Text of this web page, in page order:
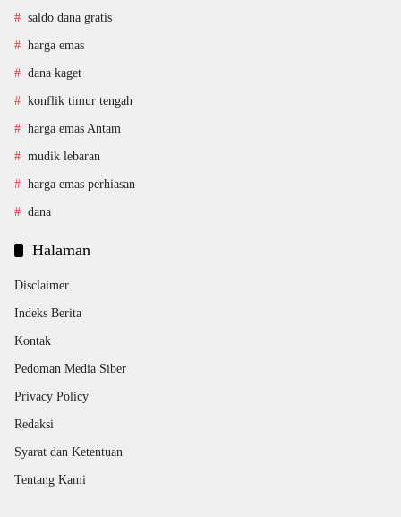
saldo dana gratis
harga emas
dana kaget
konflik timur tengah
harga emas Antam
mudik lebaran
harga emas perhiasan
dana
Halaman
Disclaimer
Indeks Berita
Kontak
Pedoman Media Siber
Privacy Policy
Redaksi
Syarat dan Ketentuan
Tentang Kami